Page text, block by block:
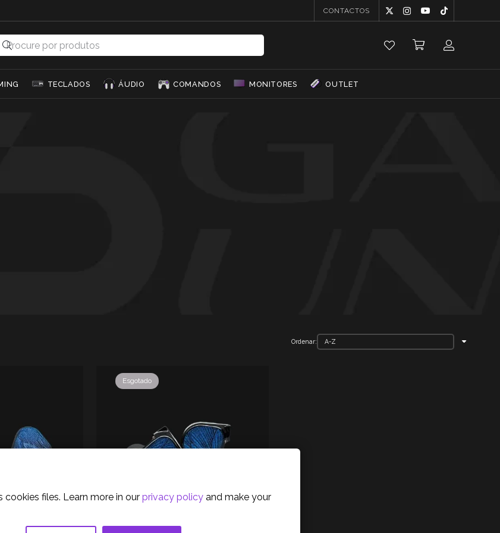
CONTACTOS
TECLADOS ÁUDIO COMANDOS MONITORES OUTLET
Ordenar:
Esgotado
cookies files. Learn more in our privacy policy and make your